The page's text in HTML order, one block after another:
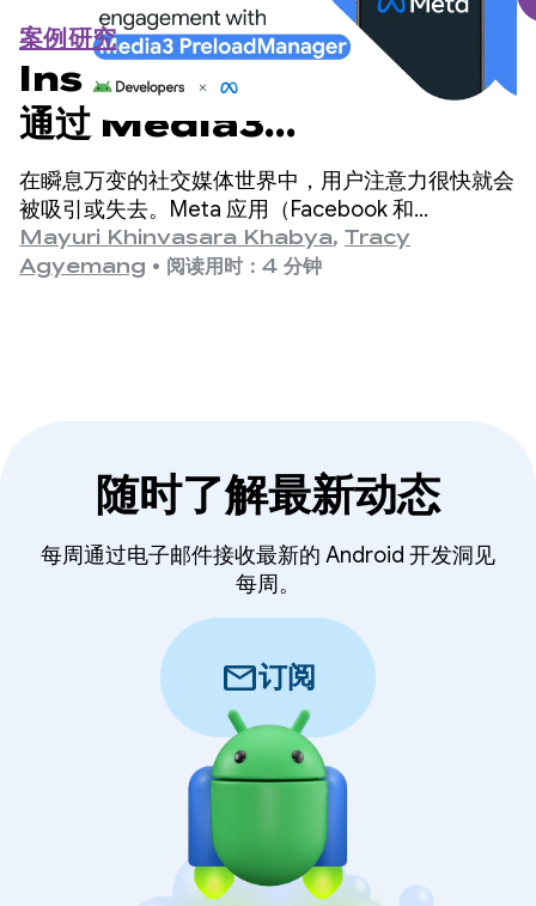
案例研究
Instagram 和 Facebook
通过 Media3
PreloadManager 提供即
时播放功能并提高用户互动度
在瞬息万变的社交媒体世界中，用户注意力很快就会
被吸引或失去。Meta 应用（Facebook 和
Instagram）是全球最大的社交平台之一，为全球数
十亿用户提供服务。
Mayuri Khinvasara Khabya, Tracy
Agyemang • 阅读用时：4 分钟
随时了解最新动态
每周通过电子邮件接收最新的 Android 开发洞见
每周。
mail订阅